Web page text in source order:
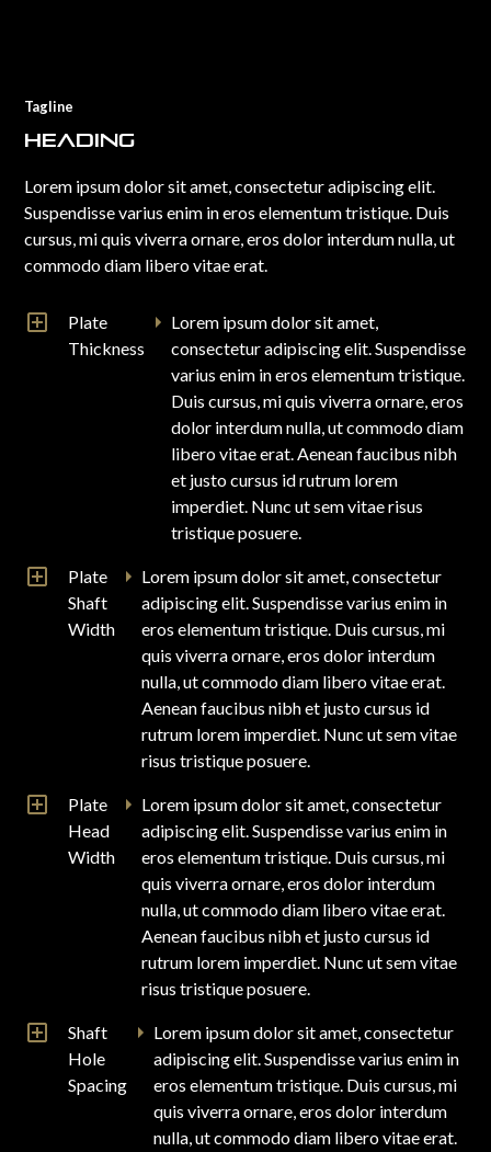
Tagline
Heading
Lorem ipsum dolor sit amet, consectetur adipiscing elit.
Suspendisse varius enim in eros elementum tristique. Duis
cursus, mi quis viverra ornare, eros dolor interdum nulla, ut
commodo diam libero vitae erat.
Plate
Thickness
Lorem ipsum dolor sit amet,
consectetur adipiscing elit. Suspendisse
varius enim in eros elementum tristique.
Duis cursus, mi quis viverra ornare, eros
dolor interdum nulla, ut commodo diam
libero vitae erat. Aenean faucibus nibh
et justo cursus id rutrum lorem
imperdiet. Nunc ut sem vitae risus
tristique posuere.
Plate
Shaft
Width
Lorem ipsum dolor sit amet, consectetur
adipiscing elit. Suspendisse varius enim in
eros elementum tristique. Duis cursus, mi
quis viverra ornare, eros dolor interdum
nulla, ut commodo diam libero vitae erat.
Aenean faucibus nibh et justo cursus id
rutrum lorem imperdiet. Nunc ut sem vitae
risus tristique posuere.
Plate
Head
Width
Lorem ipsum dolor sit amet, consectetur
adipiscing elit. Suspendisse varius enim in
eros elementum tristique. Duis cursus, mi
quis viverra ornare, eros dolor interdum
nulla, ut commodo diam libero vitae erat.
Aenean faucibus nibh et justo cursus id
rutrum lorem imperdiet. Nunc ut sem vitae
risus tristique posuere.
Shaft
Hole
Spacing
Lorem ipsum dolor sit amet, consectetur
adipiscing elit. Suspendisse varius enim in
eros elementum tristique. Duis cursus, mi
quis viverra ornare, eros dolor interdum
nulla, ut commodo diam libero vitae erat.